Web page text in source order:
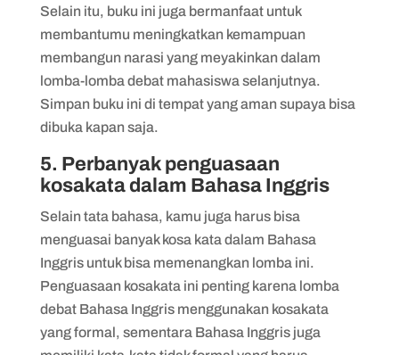
Selain itu, buku ini juga bermanfaat untuk
membantumu meningkatkan kemampuan
membangun narasi yang meyakinkan dalam
lomba-lomba debat mahasiswa selanjutnya.
Simpan buku ini di tempat yang aman supaya bisa
dibuka kapan saja.
5. Perbanyak penguasaan
kosakata dalam Bahasa Inggris
Selain tata bahasa, kamu juga harus bisa
menguasai banyak kosa kata dalam Bahasa
Inggris untuk bisa memenangkan lomba ini.
Penguasaan kosakata ini penting karena lomba
debat Bahasa Inggris menggunakan kosakata
yang formal, sementara Bahasa Inggris juga